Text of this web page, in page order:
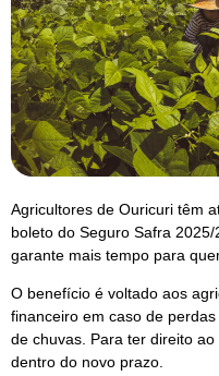
Agricultores de Ouricuri têm
boleto do Seguro Safra
garante mais tempo para
O benefício é voltado aos
financeiro em caso de
de chuvas. Para ter direito
dentro do novo prazo.